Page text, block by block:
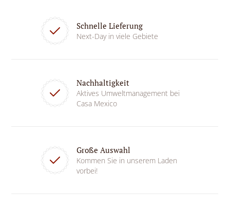
Schnelle Lieferung
Next-Day in viele Gebiete
Nachhaltigkeit
Aktives Umweltmanagement bei
Casa Mexico
Große Auswahl
Kommen Sie in unserem Laden
vorbei!